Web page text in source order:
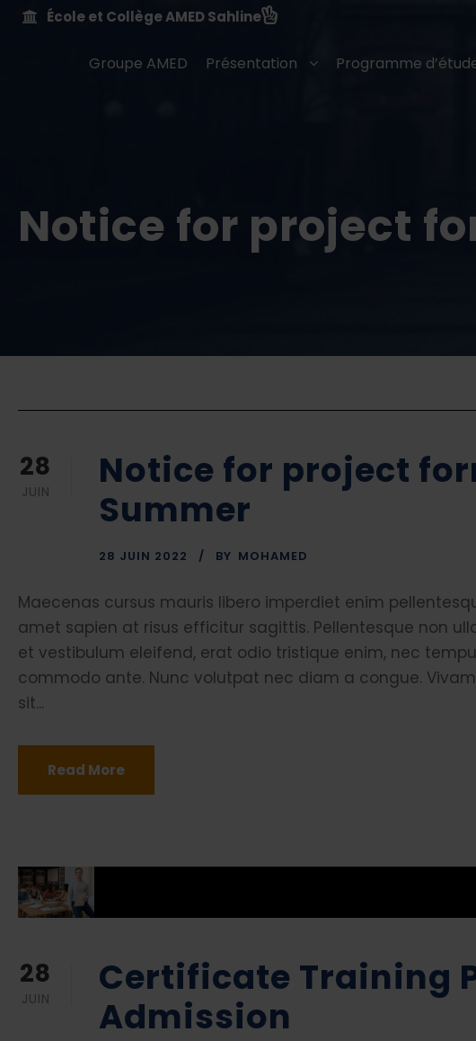
École et Collège AMED Sahline
Groupe AMED Présentation Programme
Notice for project
28
JUIN
Notice for project
Summer
28 JUIN 2022 BY MOHAMED
Maecenas cursus mauris libero imperdiet enim
amet sapien at risus efficitur sagittis. Pellentesque non
et vestibulum eleifend, erat odio tristique enim, nec
commodo ante. Nunc volutpat nec diam a congue.
sit...
Read More
28
JUIN
Certificate Training
Admission